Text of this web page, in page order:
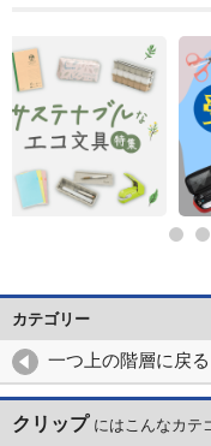
カテゴリー
一つ上の階層に戻る
クリップにはこんなカテ